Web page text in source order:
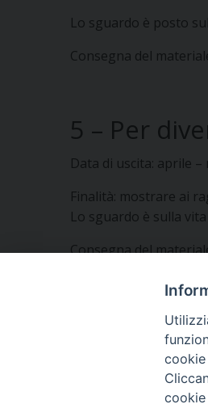
Lo sguardo è posto
Consegna del
5 – Per
Data di uscita: aprile
Finalità: mostrare ai
Lo sguardo è sulla
Consegna del
Segui l'Ufficio di PG sui social
Vuoi condividere questo